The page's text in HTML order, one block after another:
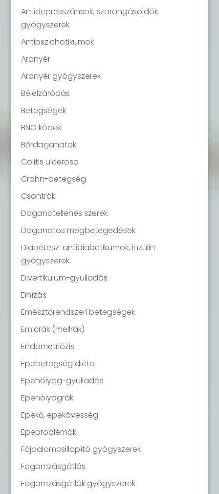
Antidepresszánsok, szorongásoldók
gyógyszerek
Antipszichotikumok
Aranyér
Aranyér gyógyszerek
Bélelzáródás
Betegségek
BNO kódok
Bőrdaganatok
Colitis ulcerosa
Crohn-betegség
Csontrák
Daganatellenes szerek
Daganatos megbetegedések
Diabétesz: antidiabetikumok, inzulin
gyógyszerek
Divertikulum-gyulladás
Elhízás
Emésztőrendszeri betegségek
Emlőrák (mellrák)
Endometriózis
Epebetegség diéta
Epehólyag-gyulladás
Epehólyagrák
Epekő, epekövesség
Epeproblémák
Fájdalomcsillapító gyógyszerek
Fogamzásgátlás
Fogamzásgátlók gyógyszerek